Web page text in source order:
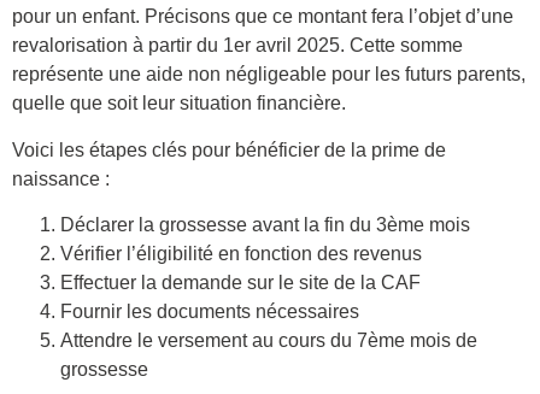
pour un enfant. Précisons que ce montant fera l’objet d’une
revalorisation à partir du 1er avril 2025. Cette somme
représente une aide non négligeable pour les futurs parents,
quelle que soit leur situation financière.
Voici les étapes clés pour bénéficier de la prime de
naissance :
Déclarer la grossesse avant la fin du 3ème mois
Vérifier l’éligibilité en fonction des revenus
Effectuer la demande sur le site de la CAF
Fournir les documents nécessaires
Attendre le versement au cours du 7ème mois de
grossesse